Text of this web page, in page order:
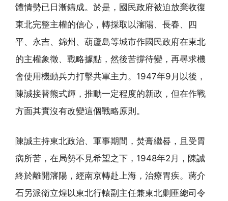
體情勢已日漸鑄成。於是，國民政府被迫放棄收復
東北完整主權的信心，轉採取以瀋陽、長春、四
平、永吉、錦州、葫蘆島等城市作國民政府在東北
的主權象徵、戰略據點，然後苦撐待變，再尋求機
會使用機動兵力打擊共軍主力。1947年9月以後，
陳誠接替熊式輝，推動一定程度的新政，但在作戰
方面其實沒有改變這個戰略原則。
陳誠主持東北政治、軍事期間，焚膏繼晷，且受胃
病所苦，在局勢不見希望之下，1948年2月，陳誠
終於離開瀋陽，經南京轉赴上海，治療胃疾。蔣介
石另派衛立煌以東北行轅副主任兼東北剿匪總司令